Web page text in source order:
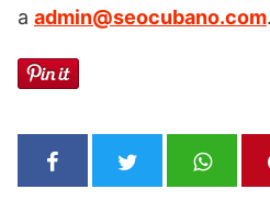
a admin@seocubano.com.